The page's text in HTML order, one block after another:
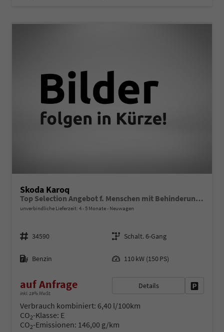
Skoda Karoq
Top Selection Angebot f. Menschen mit Behinderung 100%! 1.5 TSI 150PS, 17" Alu, ACC/Tempomat, Parksensoren vorn/hinten, Rückfahrkamera, KESSY, Elektrische Heckklappe, Sitzheizung vorn u. hinten, Frontscheibe beheizt, Dachreling silber, Virtual Cockpit 10"
unverbindliche Lieferzeit: 4 - 5 Monate Neuwagen
Fahrzeugnr.
34590
Getriebe
Schalt. 6-Gang
Kraftstoff
Benzin 110 kW (150 PS)
auf Anfrage
inkl. 19% MwSt.
Details
Verbrauch kombiniert: 6,40 l/100km
CO2-Klasse: E
CO2-Emissionen: 146,00 g/km